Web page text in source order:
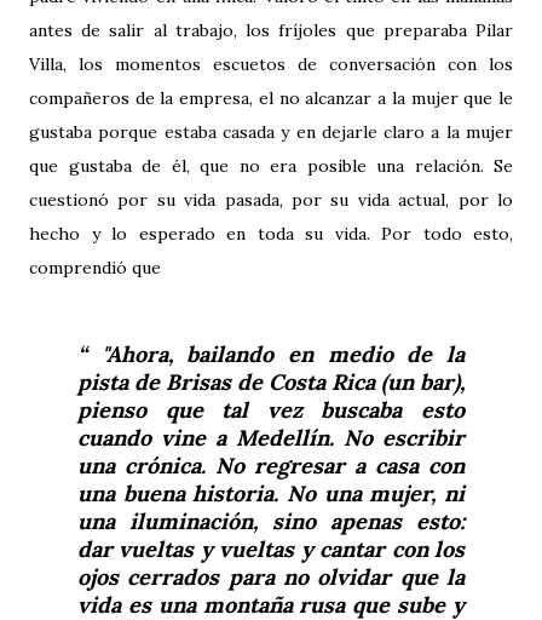
antes de salir al trabajo, los fríjoles que preparaba Pilar
Villa, los momentos escuetos de conversación con los
compañeros de la empresa, el no alcanzar a la mujer que le
gustaba porque estaba casada y en dejarle claro a la mujer
que gustaba de él, que no era posible una relación. Se
cuestionó por su vida pasada, por su vida actual, por lo
hecho y lo esperado en toda su vida. Por todo esto,
comprendió que
"Ahora, bailando en medio de la
pista de Brisas de Costa Rica (un bar),
pienso que tal vez buscaba esto
cuando vine a Medellín. No escribir
una crónica. No regresar a casa con
una buena historia. No una mujer, ni
una iluminación, sino apenas esto:
dar vueltas y vueltas y cantar con los
ojos cerrados para no olvidar que la
vida es una montaña rusa que sube y